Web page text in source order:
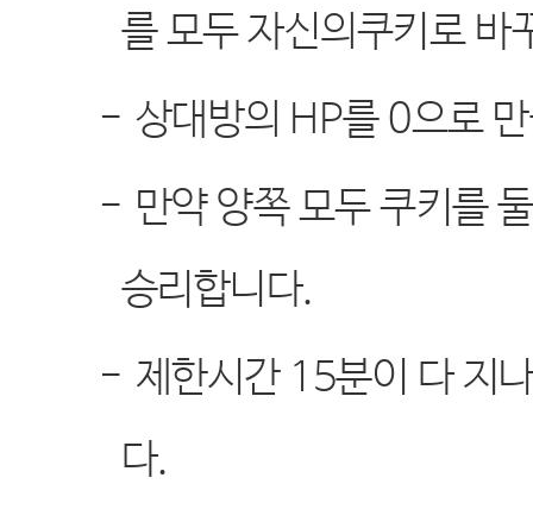
를 모두 자신의쿠키로 바
- 상대방의 HP를0으로
- 만약 양쪽 모두 쿠키를
승리합니다.
- 제한시간 15분이 다 지
다.